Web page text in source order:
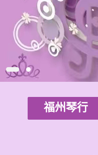
福州琴行